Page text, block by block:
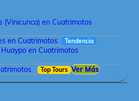
(Vinicunca) en Cuatrimotos
en Cuatrimotos Tendencia
en Cuatrimotos
Top Tours Ver Más